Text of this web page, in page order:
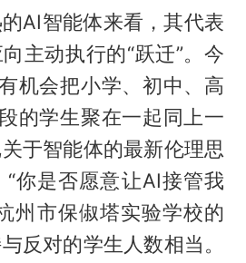
AI智能体来看，其代表
主动执行的“跃迁”。今
机会把小学、初中、高
的学生聚在一起同上一
于智能体的最新伦理思
你是否愿意让AI接管我
州市保俶塔实验学校的
反对的学生人数相当。